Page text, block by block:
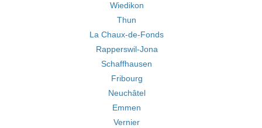
Wiedikon
Thun
La Chaux-de-Fonds
Rapperswil-Jona
Schaffhausen
Fribourg
Neuchâtel
Emmen
Vernier